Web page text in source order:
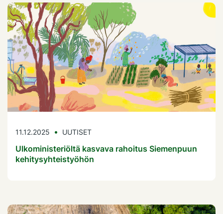
11.12.2025 UUTISET
Ulkoministeriöltä kasvava rahoitus Siemenpuun
kehitysyhteistyöhön